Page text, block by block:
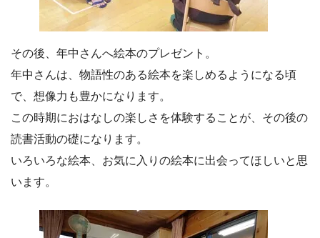
その後、年中さんへ絵本のプレゼント。
年中さんは、物語性のある絵本を楽しめるようになる頃
で、想像力も豊かになります。
この時期におはなしの楽しさを体験することが、その後の
読書活動の礎になります。
いろいろな絵本、お気に入りの絵本に出会ってほしいと思
います。